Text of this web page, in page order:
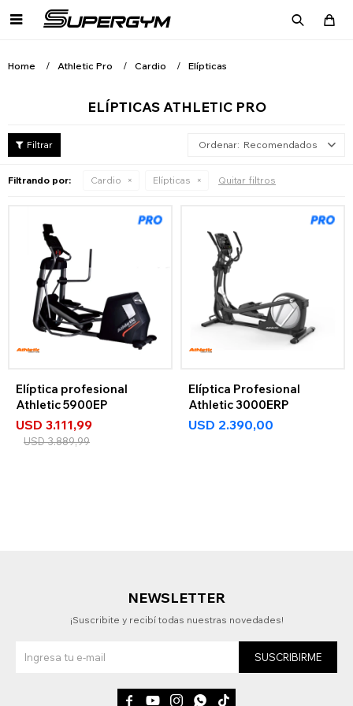

Home Athletic Pro Cardio Elípticas
ELÍPTICAS ATHLETIC PRO
Recomendados
Filtrando por: Cardio Elípticas Quitar filtros
Elíptica profesional
Athletic 5900EP
USD 3.111,99
USD3.889,99
Elíptica Profesional
Athletic 3000ERP
USD 2.390,00
NEWSLETTER
¡Suscribite y recibí todas nuestras novedades!
SUSCRIBIRME
    